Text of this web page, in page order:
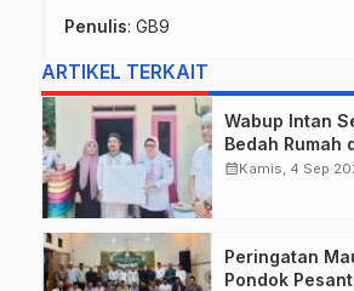
Penulis: GB9
ARTIKEL TERKAIT
Wabup Intan
Bedah Rumah
Warga Giatkan
calendar_monthKamis, 4 Sep
Peringatan
Pondok